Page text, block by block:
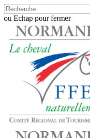
Skip
to
main
content
ou Echap pour fermer
Close
Search